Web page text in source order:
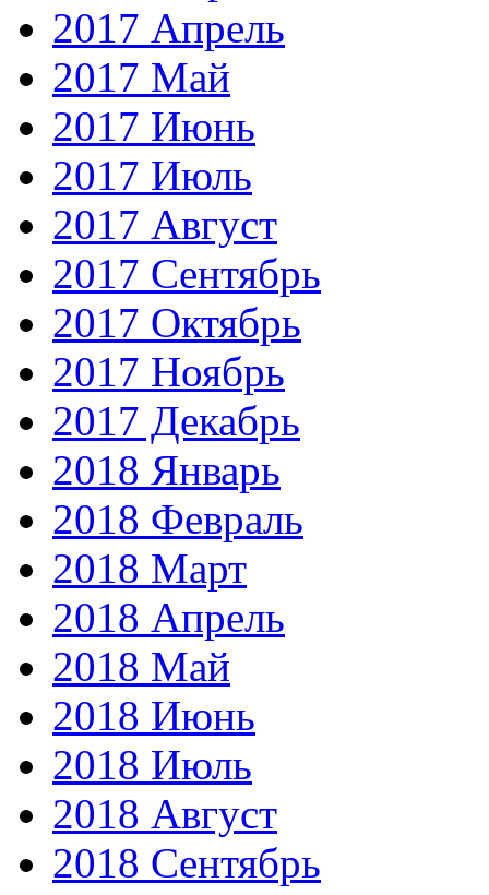
2017 Апрель
2017 Май
2017 Июнь
2017 Июль
2017 Август
2017 Сентябрь
2017 Октябрь
2017 Ноябрь
2017 Декабрь
2018 Январь
2018 Февраль
2018 Март
2018 Апрель
2018 Май
2018 Июнь
2018 Июль
2018 Август
2018 Сентябрь